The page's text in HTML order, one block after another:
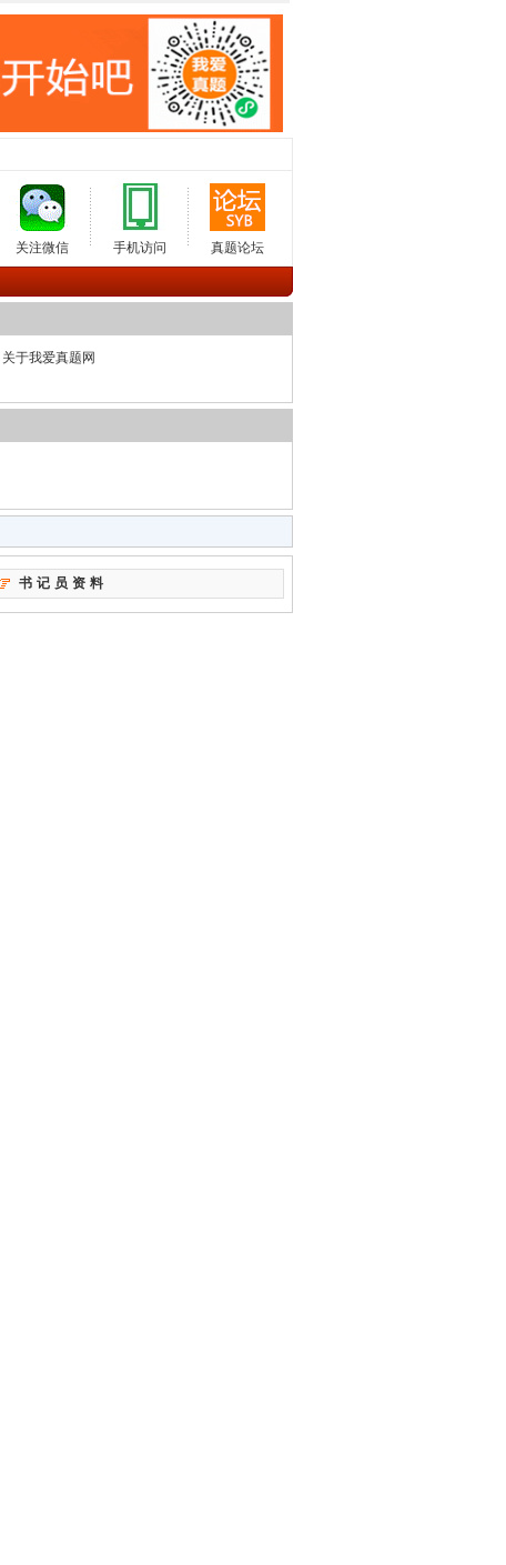
关注微信 手机访问 真题论坛
关于我爱真题网
书记员资料